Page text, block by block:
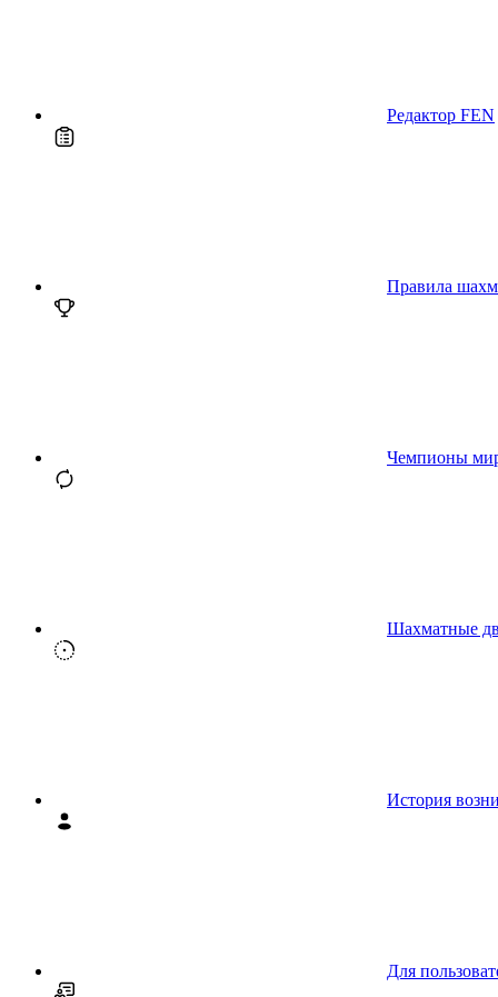
Редактор FEN
Правила
Чемпионы
Шахматные
История
Для